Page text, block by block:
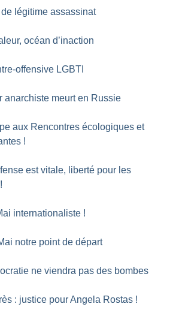
légitime assassinat
océan d’inaction
offensive LGBTI
anarchiste meurt en Russie
aux Rencontres écologiques et
!
est vitale, liberté pour les
!
internationaliste !
notre point de départ
ne viendra pas des bombes
: justice pour Angela Rostas !